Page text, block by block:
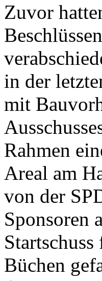
Zuvor
Beschlüssen
in der
mit
Rahmen
Areal am
von der
Sponsoren
Büchen